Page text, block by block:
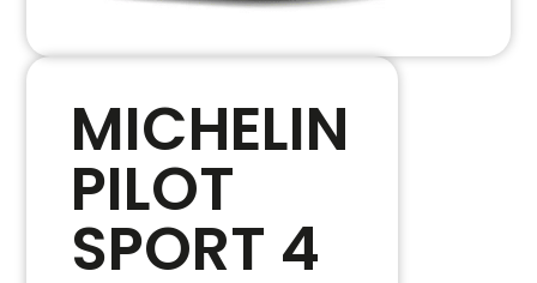
MICHELIN
PILOT
SPORT 4